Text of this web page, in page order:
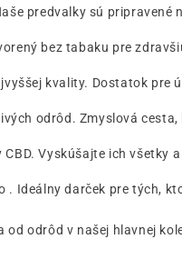
predvalky sú pripravené
bez tabaku pre
kvality. Dostatok pre
odrôd. Zmyslová
Vyskúšajte ich všetky
. Ideálny darček pre tých,
od odrôd v našej hlavnej